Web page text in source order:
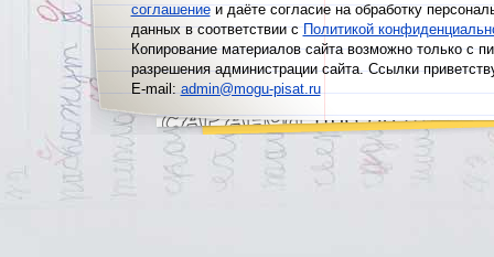
соглашениеи даёте согласие на обработку
данных в соответствии сПолитикой
Копирование материалов сайта возможно только с
разрешения администрации сайта. Ссылки
E-mail:admin@mogu-pisat.ru